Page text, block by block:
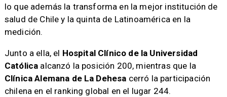
lo que además la transforma en la mejor institución de
salud de Chile y la quinta de Latinoamérica en la
medición.
Junto a ella, el Hospital Clínico de la Universidad
Católica alcanzó la posición 200, mientras que la
Clínica Alemana de La Dehesa cerró la participación
chilena en el ranking global en el lugar 244.